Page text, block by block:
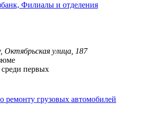
Филиалы и отделения
Октябрьская улица, 187
первых
ремонту грузовых автомобилей